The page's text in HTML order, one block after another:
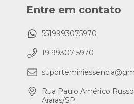
Entre em contato
5519993075970
19 99307-5970
Rua Paulo Américo
Araras/SP